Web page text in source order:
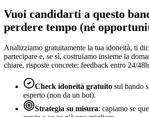
Vuoi candidarti a questo
perdere tempo (né
Analizziamo gratuitamente la tua idoneità, ti
partecipare e, se sì, costruiamo insieme la
chiare, risposte concrete: feedback entro 24/
Check idoneità gratuito sul bando
esperto (non da un bot).
Strategia su misura: capiamo se